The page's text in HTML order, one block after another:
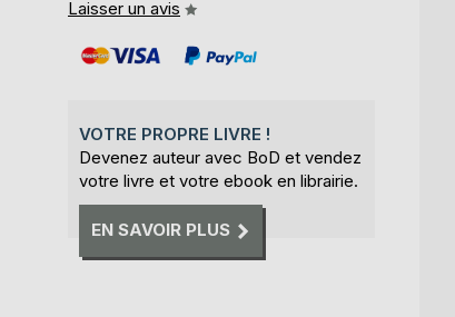
Laisser un avis
VOTRE PROPRE LIVRE !
Devenez auteur avec BoD et vendez
votre livre et votre ebook en librairie.
EN SAVOIR PLUS